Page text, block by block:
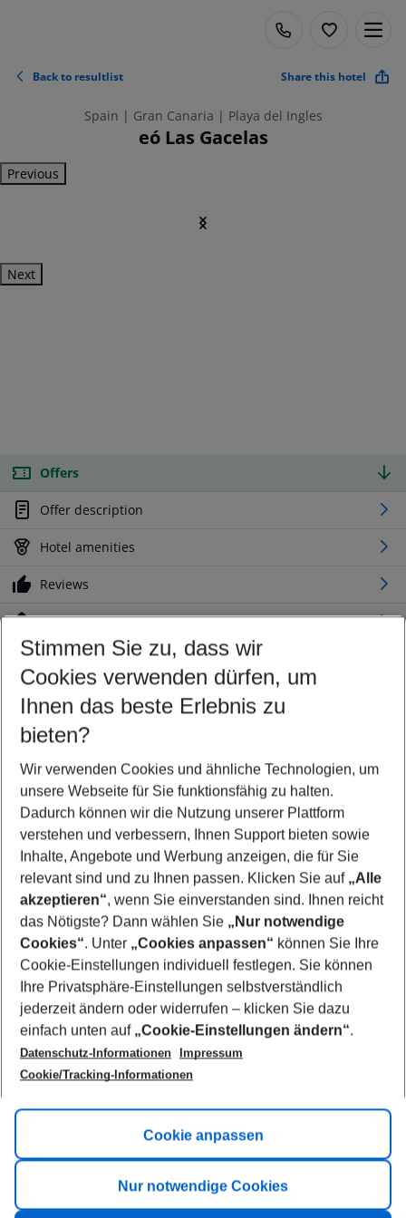
Back to resultlist Share this hotel
Spain | Gran Canaria | Playa del Ingles
eó Las Gacelas
Previous
Next
Offers
Offer description
Hotel amenities
Reviews
Location
Customize your offer
Find the perfect deal which suits your best
Your departure airport
Any airport
Select your date range
10/08/26–08/08/27 5-8 nights
Who will travel
2 adults No children
Show more filter
Footer
Footer navigation
Title A
Link A
Stimmen Sie zu, dass wir
Cookies verwenden dürfen, um
Ihnen das beste Erlebnis zu
bieten?
Wir verwenden Cookies und ähnliche Technologien, um
unsere Webseite für Sie funktionsfähig zu halten.
Dadurch können wir die Nutzung unserer Plattform
verstehen und verbessern, Ihnen Support bieten sowie
Inhalte, Angebote und Werbung anzeigen, die für Sie
relevant sind und zu Ihnen passen. Klicken Sie auf „Alle
akzeptieren“, wenn Sie einverstanden sind. Ihnen reicht
das Nötigste? Dann wählen Sie „Nur notwendige
Cookies“. Unter „Cookies anpassen“ können Sie Ihre
Cookie-Einstellungen individuell festlegen. Sie können
Ihre Privatsphäre-Einstellungen selbstverständlich
jederzeit ändern oder widerrufen – klicken Sie dazu
einfach unten auf „Cookie-Einstellungen ändern“.
Datenschutz-Informationen
Impressum
Cookie/Tracking-Informationen
Cookie anpassen
Nur notwendige Cookies